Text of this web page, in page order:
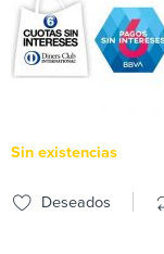
Sin existencias
Deseados